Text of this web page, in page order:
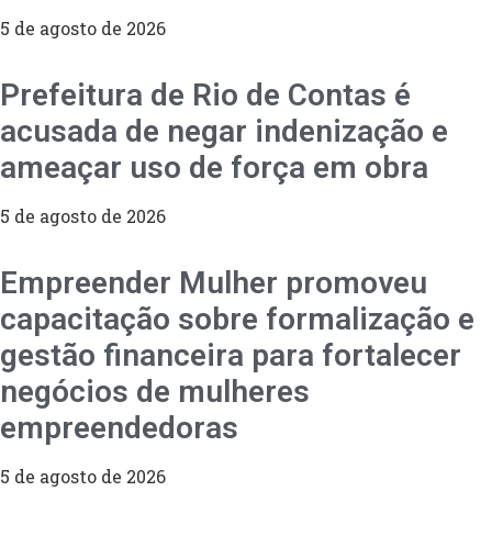
5 de agosto de 2026
Prefeitura de Rio de Contas é
acusada de negar indenização e
ameaçar uso de força em obra
5 de agosto de 2026
Empreender Mulher promoveu
capacitação sobre formalização e
gestão financeira para fortalecer
negócios de mulheres
empreendedoras
5 de agosto de 2026